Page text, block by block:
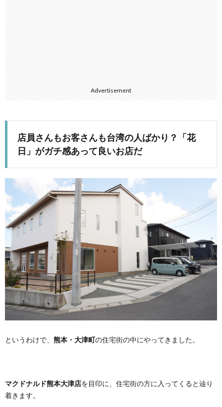
Advertisement
店員さんもお客さんも台湾の人ばかり？「花
日」がガチ感あって良いお店だ
というわけで、 熊本・大津町の住宅街の中にやってきました。
マクドナルド熊本大津店を目印に、住宅街の方に入ってくると辿り
着きます。